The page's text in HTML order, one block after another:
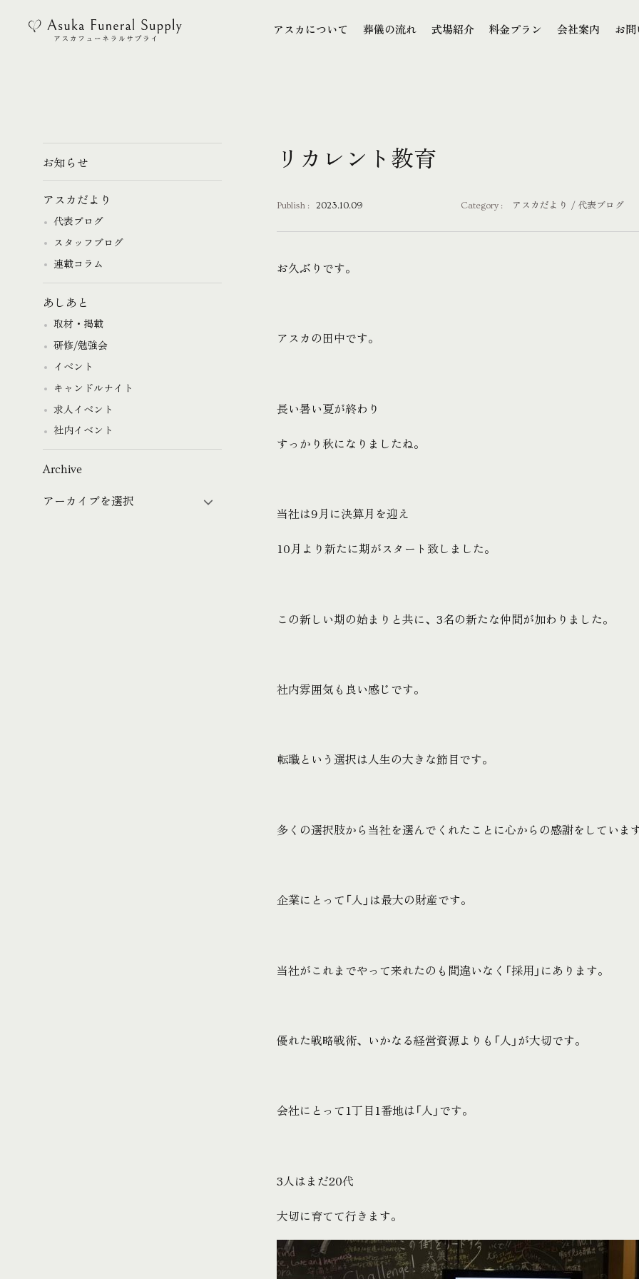
アスカについて
葬儀の流れ
式場紹介
料金プラン
会社案内
お問
リカレント教育
Publish : 2023.10.09 Category : アスカだより 代表ブログ
お久ぶりです。
アスカの田中です。
長い暑い夏が終わり
すっかり秋になりましたね。
当社は9月に決算月を迎え
10月より新たに期がスタート致しました。
この新しい期の始まりと共に、3名の新たな仲間が加わりました。
社内雰囲気も良い感じです。
転職という選択は人生の大きな節目です。
多くの選択肢から当社を選んでくれたことに心からの感謝をしていま
企業にとって「人」は最大の財産です。
当社がこれまでやって来れたのも間違いなく「採用」にあります。
優れた戦略戦術、いかなる経営資源よりも「人」が大切です。
会社にとって1丁目1番地は「人」です。
3人はまだ20代
大切に育てて行きます。
お知らせ
アスカだより
代表ブログ
スタッフブログ
連載コラム
あしあと
取材・掲載
研修/勉強会
イベント
キャンドルナイト
求人イベント
社内イベント
Archive